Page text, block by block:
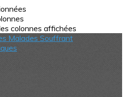
colonnes affichées